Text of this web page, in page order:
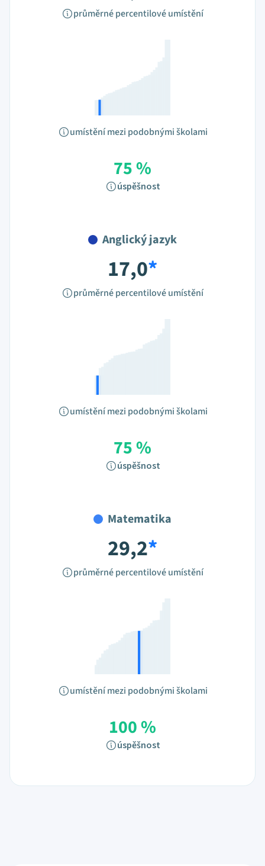
průměrné percentilové umístění
umístění mezi podobnými školami
75 %
úspěšnost
Anglický jazyk
17,0*
průměrné percentilové umístění
umístění mezi podobnými školami
75 %
úspěšnost
Matematika
29,2*
průměrné percentilové umístění
umístění mezi podobnými školami
100 %
úspěšnost